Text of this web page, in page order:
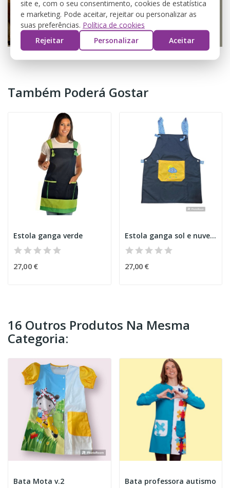
Também Poderá Gostar
Estola ganga verde
27,00 €
Estola ganga sol e nuvem
27,00 €
16 Outros Produtos Na Mesma
Categoria:
Bata Mota v.2 Bata professora autismo
site e, com o seu consentimento, cookies de estatística
e marketing. Pode aceitar, rejeitar ou personalizar as
suas preferências. Política de cookies
Rejeitar
Personalizar Aceitar